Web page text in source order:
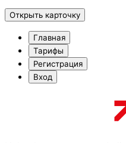
Открыть карточку
Главная
Тарифы
Регистрация
Вход